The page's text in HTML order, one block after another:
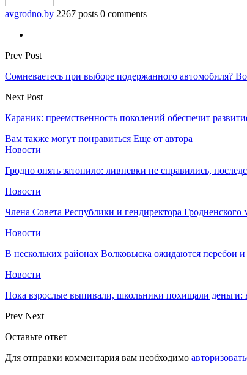
avgrodno.by 2267 posts 0 comments
Prev Post
Сомневаетесь при выборе подержанного автомобиля?
Next Post
Караник: преемственность поколений обеспечит
Вам также могут понравиться Еще от автора
Новости
Гродно опять затопило: ливневки не справились,
Новости
Члена Совета Республики и гендиректора Гродненского
Новости
В нескольких районах Волковыска ожидаются перебои
Новости
Пока взрослые выпивали, школьники похищали деньги:
Prev Next
Оставьте ответ
Для отправки комментария вам необходимо